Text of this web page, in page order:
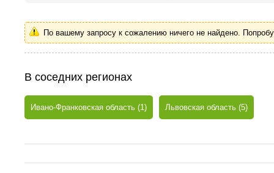
По вашему запросу к сожалению ничего не найдено.
В соседних регионах
Ивано-Франковская область (1) Львовская область (5)